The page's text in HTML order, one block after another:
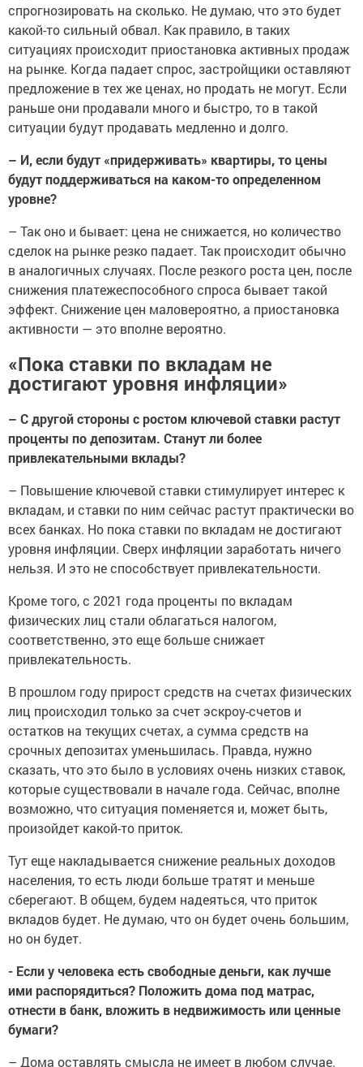
спрогнозировать на сколько. Не думаю, что это будет
какой-то сильный обвал. Как правило, в таких
ситуациях происходит приостановка активных продаж
на рынке. Когда падает спрос, застройщики оставляют
предложение в тех же ценах, но продать не могут. Если
раньше они продавали много и быстро, то в такой
ситуации будут продавать медленно и долго.
– И, если будут «придерживать» квартиры, то цены
будут поддерживаться на каком-то определенном
уровне?
– Так оно и бывает: цена не снижается, но количество
сделок на рынке резко падает. Так происходит обычно
в аналогичных случаях. После резкого роста цен, после
снижения платежеспособного спроса бывает такой
эффект. Снижение цен маловероятно, а приостановка
активности — это вполне вероятно.
«Пока ставки по вкладам не
достигают уровня инфляции»
– С другой стороны с ростом ключевой ставки растут
проценты по депозитам. Станут ли более
привлекательными вклады?
– Повышение ключевой ставки стимулирует интерес к
вкладам, и ставки по ним сейчас растут практически во
всех банках. Но пока ставки по вкладам не достигают
уровня инфляции. Сверх инфляции заработать ничего
нельзя. И это не способствует привлекательности.
Кроме того, с 2021 года проценты по вкладам
физических лиц стали облагаться налогом,
соответственно, это еще больше снижает
привлекательность.
В прошлом году прирост средств на счетах физических
лиц происходил только за счет эскроу-счетов и
остатков на текущих счетах, а сумма средств на
срочных депозитах уменьшилась. Правда, нужно
сказать, что это было в условиях очень низких ставок,
которые существовали в начале года. Сейчас, вполне
возможно, что ситуация поменяется и, может быть,
произойдет какой-то приток.
Тут еще накладывается снижение реальных доходов
населения, то есть люди больше тратят и меньше
сберегают. В общем, будем надеяться, что приток
вкладов будет. Не думаю, что он будет очень большим,
но он будет.
- Если у человека есть свободные деньги, как лучше
ими распорядиться? Положить дома под матрас,
отнести в банк, вложить в недвижимость или ценные
бумаги?
– Дома оставлять смысла не имеет в любом случае.